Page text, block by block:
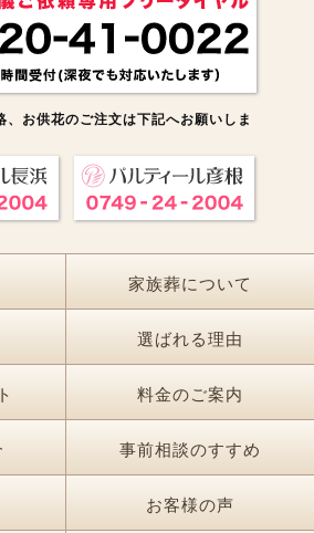
お供花のご注文は下記へお願いしま
家族葬について
選ばれる理由
料金のご案内
事前相談のすすめ
お客様の声